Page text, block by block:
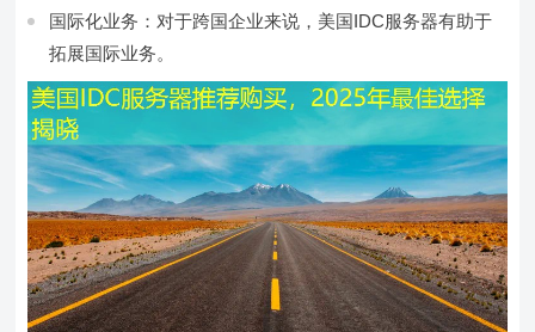
国际化业务：对于跨国企业来说，美国IDC服务器有助于
拓展国际业务。